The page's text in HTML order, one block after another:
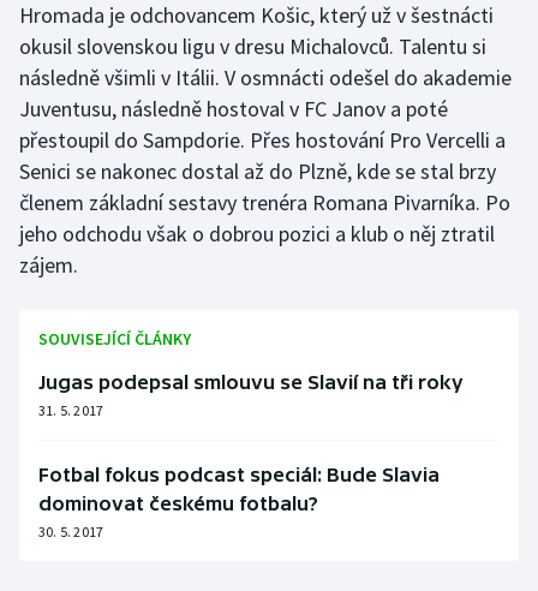
Motorsport
Olympijské hry
Parasport
Plavání
Plážový volejbal
Rychlobruslení
Short track
Hromada je odchovancem Košic, který už v šestnácti
okusil slovenskou ligu v dresu Michalovců. Talentu si
následně všimli v Itálii. V osmnácti odešel do akademie
Juventusu, následně hostoval v FC Janov a poté
přestoupil do Sampdorie. Přes hostování Pro Vercelli a
Senici se nakonec dostal až do Plzně, kde se stal brzy
členem základní sestavy trenéra Romana Pivarníka. Po
jeho odchodu však o dobrou pozici a klub o něj ztratil
zájem.
SOUVISEJÍCÍ ČLÁNKY
Jugas podepsal smlouvu se Slavií na tři roky
31. 5. 2017
Fotbal fokus podcast speciál: Bude Slavia
dominovat českému fotbalu?
30. 5. 2017